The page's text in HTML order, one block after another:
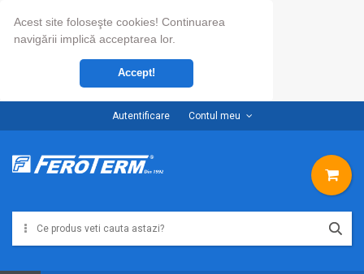
Acest site foloseşte cookies! Continuarea
navigării implică acceptarea lor.
Accept!
Autentificare Contul meu